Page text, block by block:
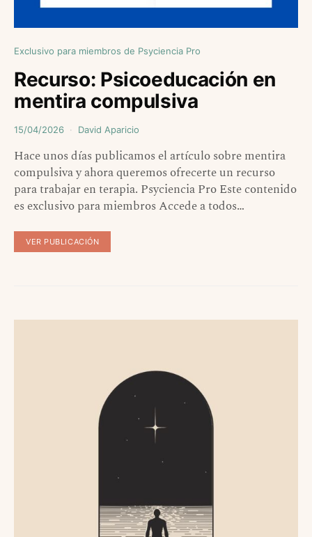
Exclusivo para miembros de Psyciencia Pro
Recurso: Psicoeducación en
mentira compulsiva
15/04/2026 David Aparicio
Hace unos días publicamos el artículo sobre mentira
compulsiva y ahora queremos ofrecerte un recurso
para trabajar en terapia. Psyciencia Pro Este contenido
es exclusivo para miembros Accede a todos…
VER PUBLICACIÓN